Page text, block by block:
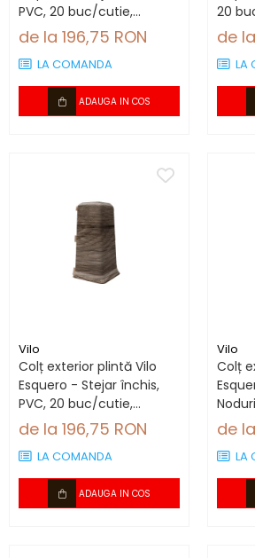
PVC, 20 buc/cutie,
compatibil plintă 66.6
de la 196,75 RON
LA COMANDA
ADAUGA IN COS
20
plintă
de
LA
Vilo
Colț exterior plintă Vilo
Esquero - Stejar închis,
PVC, 20 buc/cutie,
compatibil plintă 66.6
de la 196,75 RON
LA COMANDA
ADAUGA IN COS
Vilo
Colț
de
LA